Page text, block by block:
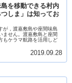
を移動できる村内
しま」は知ってお
が，渡嘉敷島や座間味島
ません。渡嘉敷島と座間
もケラマ航路を活用しど
2019.09.28